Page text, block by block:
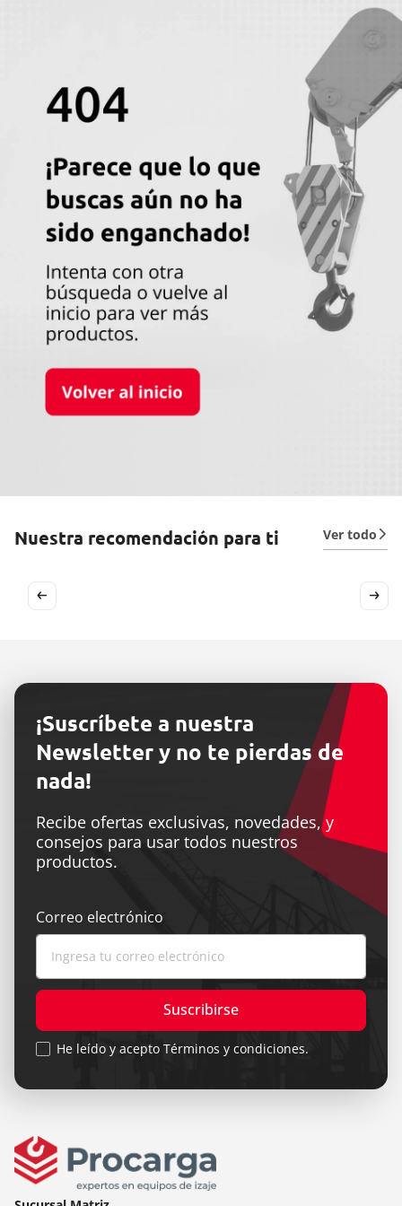
Nuestra recomendación para ti Ver todo
¡Suscríbete a nuestra
Newsletter y no te pierdas de
nada!
Recibe ofertas exclusivas, novedades, y
consejos para usar todos nuestros
productos.
Correo electrónico
Suscribirse
He leído y acepto Términos y condiciones.